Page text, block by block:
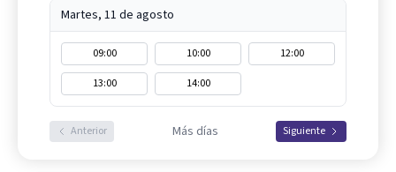
Martes, 11 de agosto
09:00 10:00
12:00
13:00
14:00
Anterior Más días Siguiente